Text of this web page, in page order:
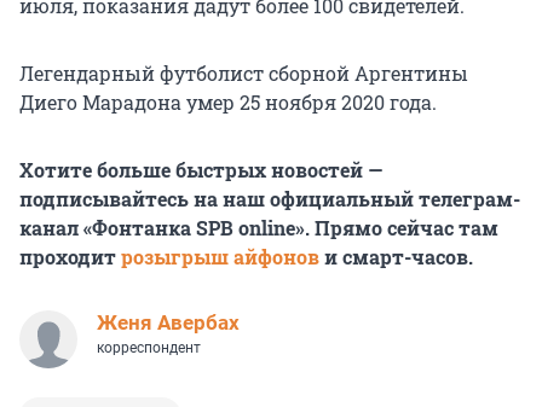
июля, показания дадут более 100 свидетелей.
Легендарный футболист сборной Аргентины
Диего Марадона умер 25 ноября2020 года.
Хотите больше быстрых новостей —
подписывайтесь на наш официальный телеграм-
канал «Фонтанка SPB online». Прямо сейчас там
проходитрозыгрыш айфонови смарт-часов.
Женя Авербах
корреспондент